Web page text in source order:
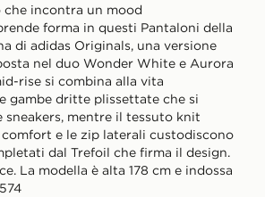
che incontra un mood
forma in questi Pantaloni della
di adidas Originals, una versione
nel duo Wonder White e Aurora
rise si combina alla vita
gambe dritte plissettate che si
sneakers, mentre il tessuto knit
e le zip laterali custodiscono
dal Trefoil che firma il design.
La modella è alta 178 cm e indossa